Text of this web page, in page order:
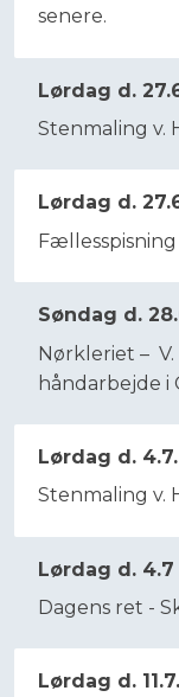
senere.
Lørdag d.
Stenmaling v.
Lørdag d.
Søndag d.
Nørkleriet –
håndarbejde i
Lørdag d.
Stenmaling v.
Lørdag d. 4.7
Dagens ret -
Lørdag d.